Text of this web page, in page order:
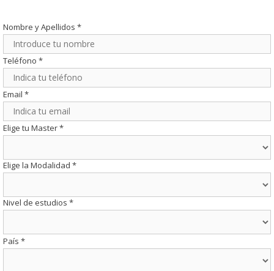
Nombre y Apellidos *
Teléfono *
Email *
Elige tu Master*
Elige la Modalidad *
Nivel de estudios *
País *